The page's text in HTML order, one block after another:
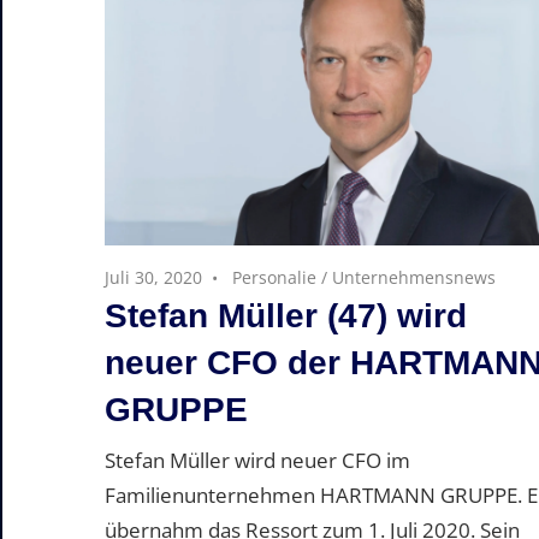
Juli 30, 2020 Personalie / Unternehmensnews
Stefan Müller (47) wird
neuer CFO der
GRUPPE
Stefan Müller wird neuer CFO im
Familienunternehmen HARTMANN GRUPPE.
übernahm das Ressort zum 1. Juli 2020. Sein